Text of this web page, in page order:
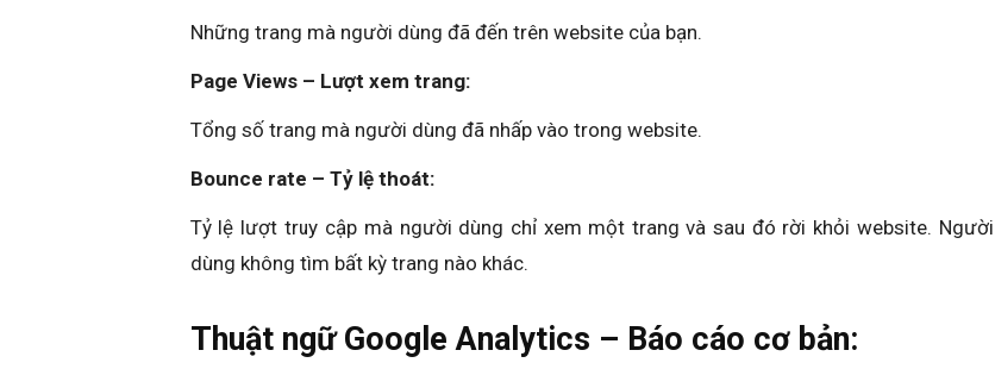
Những trang mà người dùng đã đến trên website của bạn.
Page Views – Lượt xem trang:
Tổng số trang mà người dùng đã nhấp vào trong website.
Bounce rate – Tỷ lệ thoát:
Tỷ lệ lượt truy cập mà người dùng chỉ xem một trang và sau đó rời khỏi website. Người
dùng không tìm bất kỳ trang nào khác.
Thuật ngữ Google Analytics – Báo cáo cơ bản: